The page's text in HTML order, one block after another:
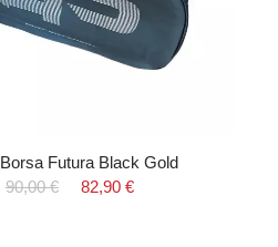
Futura Black Gold
90,00 €
82,90 €